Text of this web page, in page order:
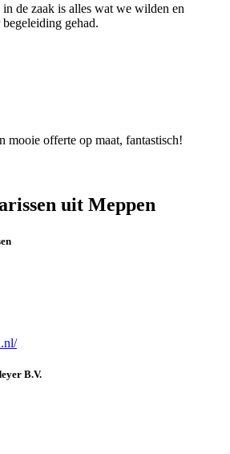
de zaak is alles wat we wilden en
gehad.
mooie offerte op maat, fantastisch!
uit Meppen
B.V.